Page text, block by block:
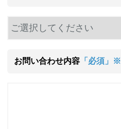
お問い合わせ内容「必須」※